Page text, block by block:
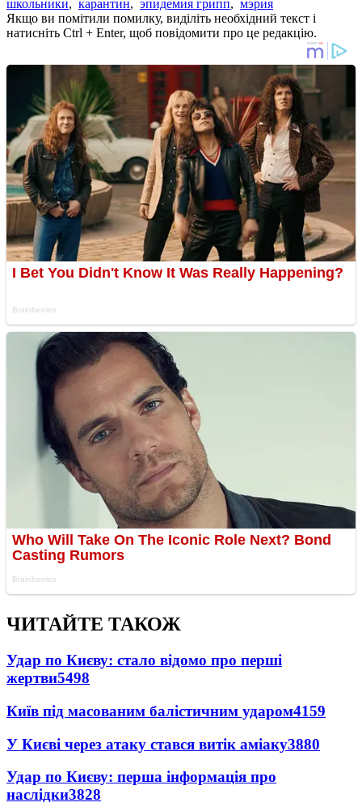
школьники, карантин, эпидемия грипп, мэрия
Якщо ви помітили помилку, виділіть необхідний текст і
натисніть Ctrl + Enter, щоб повідомити про це редакцію.
ЧИТАЙТЕ ТАКОЖ
Удар по Києву: стало відомо про перші
жертви5498
Київ під масованим балістичним ударом4159
У Києві через атаку стався витік аміаку3880
Удар по Києву: перша інформація про
наслідки3828